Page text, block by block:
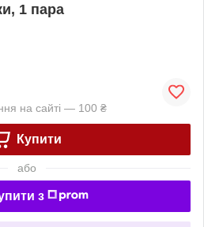
1 пара
на сайті — 100 ₴
Купити
або
з